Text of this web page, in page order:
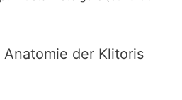
der Klitoris